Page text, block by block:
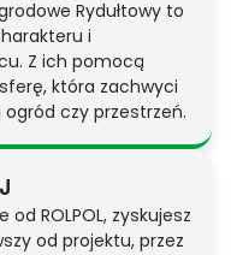
Rydułtowy to
i
Z ich pomocą
która zachwyci
czy przestrzeń.
ROLPOL, zyskujesz
od projektu, przez